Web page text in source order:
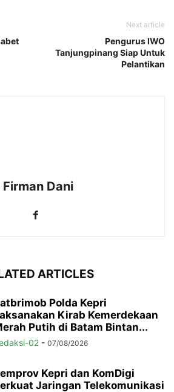
Next article
Pengurus IWO
Tanjungpinang Siap Untuk
Pelantikan
Firman Dani
ARTICLES
Polda Kepri
Kirab Kemerdekaan
Putih di Batam Bintan...
02 - 07/08/2026
Kepri dan KomDigi
Jaringan Telekomunikasi